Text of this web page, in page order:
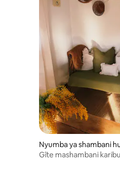
Nyumba ya shambani
astide
Gîte mashambani